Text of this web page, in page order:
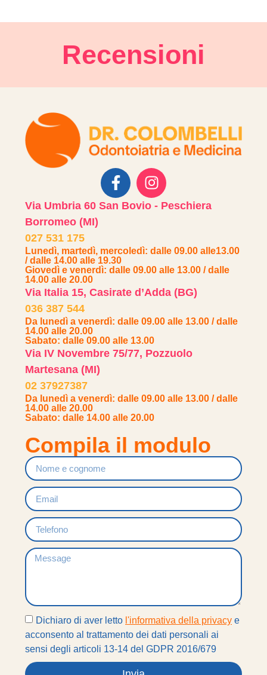
Recensioni
Via Umbria 60 San Bovio - Peschiera
Borromeo (MI)
027 531 175
Lunedì, martedì, mercoledì: dalle 09.00 alle13.00
/ dalle 14.00 alle 19.30
Giovedì e venerdì: dalle 09.00 alle 13.00 / dalle
14.00 alle 20.00
Via Italia 15, Casirate d’Adda (BG)
036 387 544
Da lunedì a venerdì: dalle 09.00 alle 13.00 / dalle
14.00 alle 20.00
Sabato: dalle 09.00 alle 13.00
Via IV Novembre 75/77, Pozzuolo
Martesana (MI)
02 37927387
Da lunedì a venerdì: dalle 09.00 alle 13.00 / dalle
14.00 alle 20.00
Sabato: dalle 14.00 alle 20.00
Compila il modulo
Dichiaro di aver letto l'informativa della privacy e
acconsento al trattamento dei dati personali ai
sensi degli articoli 13-14 del GDPR 2016/679